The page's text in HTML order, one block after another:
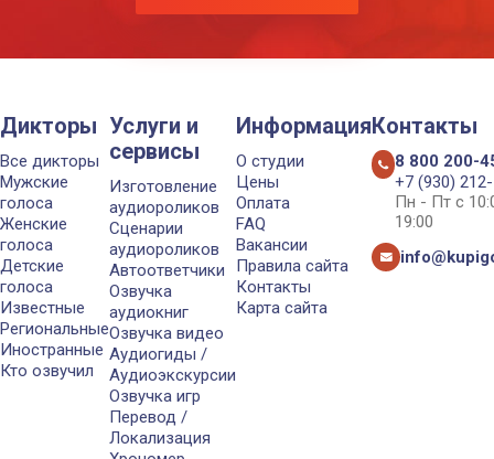
Дикторы
Все дикторы
Мужские
голоса
Женские
голоса
Детские
голоса
Известные
Региональные
Иностранные
Кто озвучил
Услуги и
сервисы
Изготовление
аудиороликов
Сценарии
аудиороликов
Автоответчики
Озвучка
аудиокниг
Озвучка видео
Аудиогиды /
Аудиоэкскурсии
Озвучка игр
Перевод /
Локализация
Информация
О студии
Цены
Оплата
FAQ
Вакансии
Правила сайта
Контакты
Карта сайта
Контакты
8 800 200-
+7 (930)
Пн - Пт с
19:00